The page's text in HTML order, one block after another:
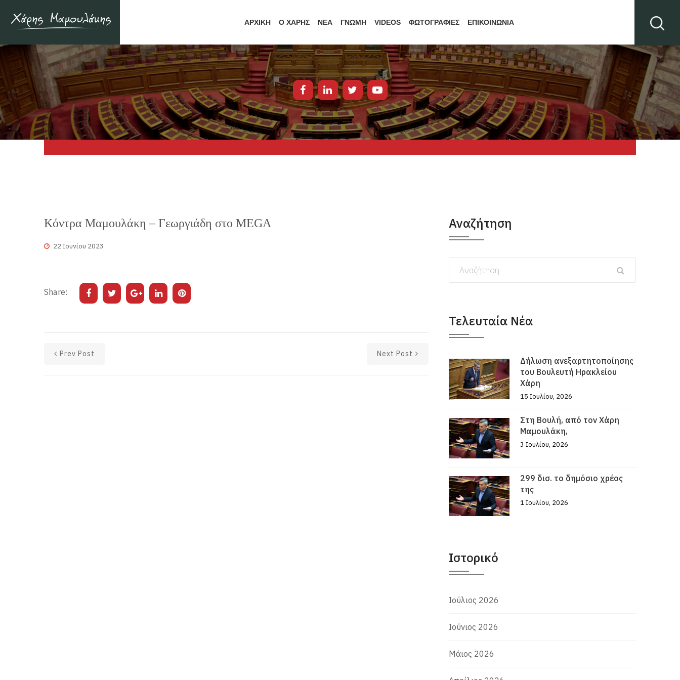
ΑΡΧΙΚΗ Ο ΧΑΡΗΣ ΝΕΑ ΓΝΩΜΗ VIDEOS ΦΩΤΟΓΡΑΦΙΕΣ ΕΠΙΚΟΙΝΩΝΙΑ
Κόντρα Μαμουλάκη – Γεωργιάδη στο MEGA
22 Ιουνίου 2023
Share:
Prev Post Next Post
Αναζήτηση
Τελευταία Νέα
Δήλωση ανεξαρτητοποίησης
του Βουλευτή Ηρακλείου
Χάρη
15 Ιουλίου, 2026
Στη Βουλή, από τον Χάρη
Μαμουλάκη,
3 Ιουλίου, 2026
299 δισ. το δημόσιο χρέος
της
1 Ιουλίου, 2026
Ιστορικό
Ιούλιος 2026
Ιούνιος 2026
Μάιος 2026